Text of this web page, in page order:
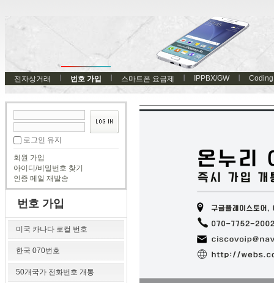
전자상거래 번호 가입 스마트폰 요금제 IPPBX/GW Coding
로그인 유지
회원 가입
아이디/비밀번호 찾기
인증 메일 재발송
번호 가입
미국 카나다 로컬 번호
한국 070번호
50개국가 전화번호 개통